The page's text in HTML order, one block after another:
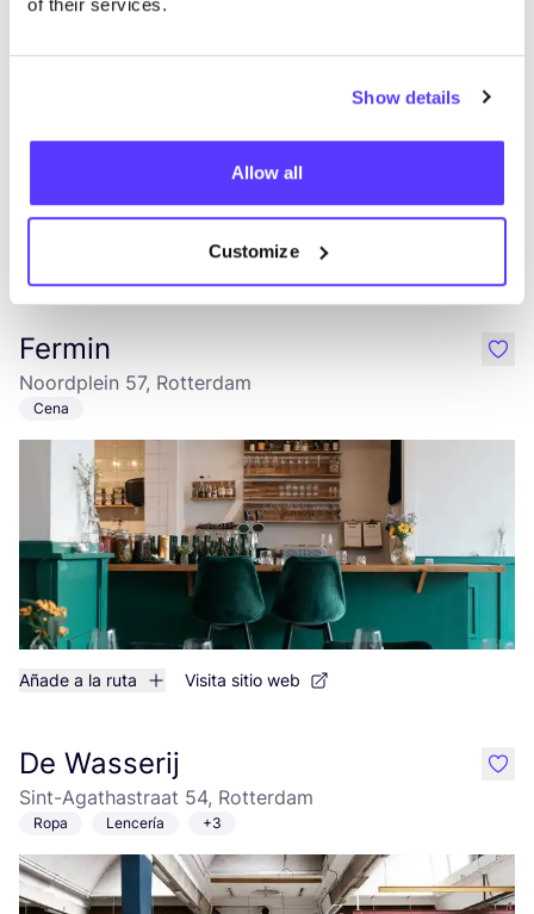
of their services.
Show details
Allow all
Customize
Visita sitio web
Fermin
Noordplein 57, Rotterdam
Cena
Añade a la ruta Visita sitio web
like
De Wasserij
Sint-Agathastraat 54, Rotterdam
Ropa Lencería +3
like